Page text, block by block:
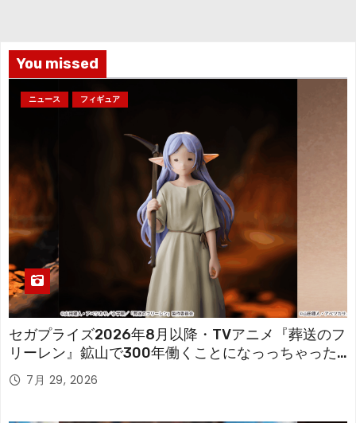
You missed
ニュース フィギュア
セガプライズ2026年8月以降・TVアニメ『葬送のフ
リーレン』鉱山で300年働くことになっっちゃった
「フリーレン」を立体化！
7月 29, 2026